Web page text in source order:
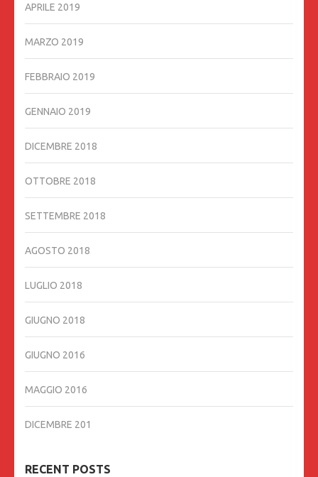
APRILE 2019
MARZO 2019
FEBBRAIO 2019
GENNAIO 2019
DICEMBRE 2018
OTTOBRE 2018
SETTEMBRE 2018
AGOSTO 2018
LUGLIO 2018
GIUGNO 2018
GIUGNO 2016
MAGGIO 2016
DICEMBRE 201
RECENT POSTS